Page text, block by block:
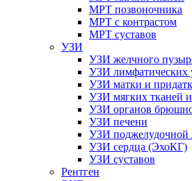
МРТ позвоночника
МРТ с контрастом
МРТ суставов
УЗИ
УЗИ желчного
УЗИ лимфатических
УЗИ матки и
УЗИ мягких тканей
УЗИ органов
УЗИ печени
УЗИ поджелудочной
УЗИ сердца (ЭхоКГ)
УЗИ суставов
Рентген